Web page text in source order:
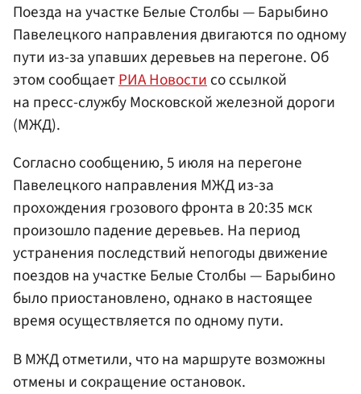
Поезда на участке Белые Столбы — Барыбино
Павелецкого направления двигаются по одному
пути из-за упавших деревьев на перегоне. Об
этом сообщаетРИА Новостисо ссылкой
на пресс-службу Московской железной дороги
(МЖД).
Согласно сообщению, 5 июля на перегоне
Павелецкого направления МЖД из-за
прохождения грозового фронта в 20:35 мск
произошло падение деревьев. На период
устранения последствий непогоды движение
поездов на участке Белые Столбы — Барыбино
было приостановлено, однако в настоящее
время осуществляется по одному пути.
В МЖД отметили, что на маршруте возможны
отмены и сокращение остановок.